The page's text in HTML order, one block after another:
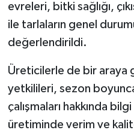
evreleri, bitki sağlığı,
ile tarlaların genel
değerlendirildi.
Üreticilerle de bir araya
yetkilileri, sezon
çalışmaları hakkında
üretiminde verim ve